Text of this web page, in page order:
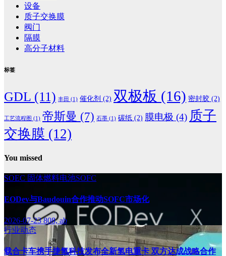
设备
质子交换膜
阀门
隔膜
高分子材料
标签
GDL (11) 丰田 (1) 催化剂 (2) 双极板 (16) 密封胶 (2)
工艺流程图 (1) 帝斯曼 (7) 石墨 (1) 碳纸 (2) 膜电极 (4) 质子
交换膜 (12)
You missed
SOEC 固体燃料电池SOFC
EODev与Baudouin合作推动SOFC市场化
2026-07-23808, ab
行业动态
载合卡车携手捷氢科技发布全新氢电重卡 双方达成战略合作